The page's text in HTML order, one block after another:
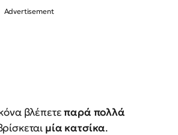
βλέπετεπαρά πολλά
μία κατσίκα.